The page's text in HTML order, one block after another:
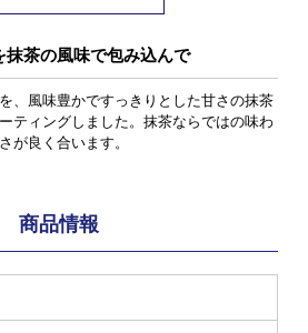
抹茶の風味で包み込んで
、風味豊かですっきりとした甘さの抹茶
ティングしました。抹茶ならではの味わ
が良く合います。
商品情報